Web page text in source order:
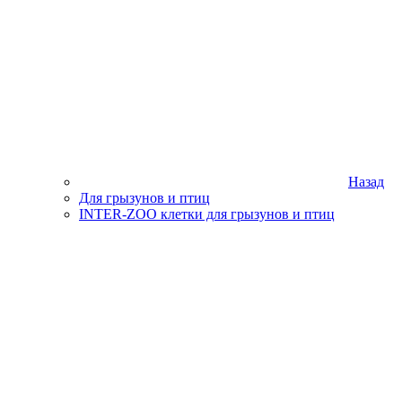
Назад
Для грызунов и птиц
INTER-ZOO клетки для грызунов и птиц